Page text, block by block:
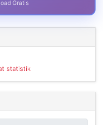
Gratis
statistik